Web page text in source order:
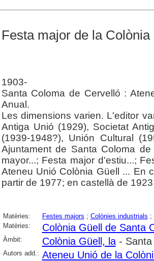
Festa major de la Colònia
1903-
Santa Coloma de Cervelló :
Anual.
Les dimensions varien. L'editor
Antiga Unió (1929), Societat
(1939-1948?), Unión Cultural
Ajuntament de Santa Coloma
mayor...; Festa major d'estiu...;
Ateneu Unió Colònia Güell ... En
partir de 1977; en castellà de
Matèries: Festes majors ; Colònies industrials ;
Matèries:
Colònia Güell de Santa
Àmbit: Colònia Güell, la- Santa
Autors add.: Ateneu Unió de la